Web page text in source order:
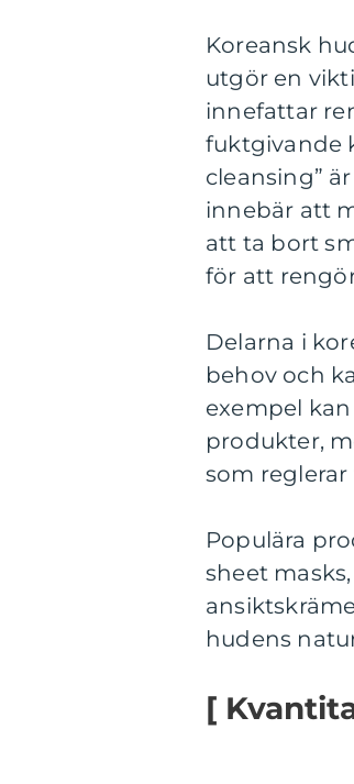
Koreansk
utgör en
innefattar
fuktgivande
cleansing”
innebär att
att ta bort
för att
Delarna i
behov och
exempel
produkter,
som
Populära
sheet
hudens
[